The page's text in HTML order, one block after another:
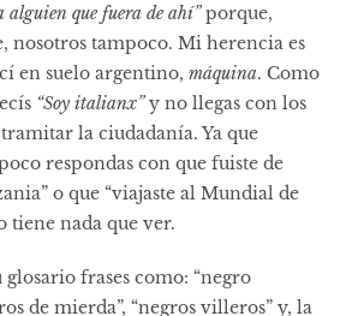
alguien que fuera de ahí”porque,
nosotros tampoco. Mi herencia es
en suelo argentino, máquina. Como
“Soy italianx”y no llegas con los
la ciudadanía. Ya que
respondas con que fuiste de
o que “viajaste al Mundial de
tiene nada que ver.
frases como: “negro
de mierda”, “negros villeros” y, la